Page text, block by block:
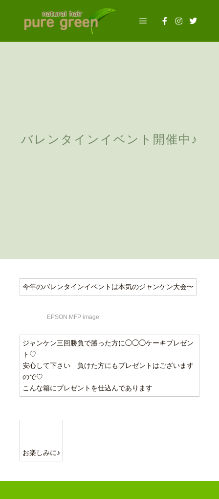
バレンタインイベント開催中♪
今年のバレンタインイベントは本気のジャンケン大会〜
EPSON MFP image
ジャンケン三回勝負で勝った方に◯◯◯ケーキプレゼン
ト♡
安心して下さい 負けた方にもプレゼントはございます
ので♡
こんな箱にプレゼントを仕込んであります
お楽しみに♪